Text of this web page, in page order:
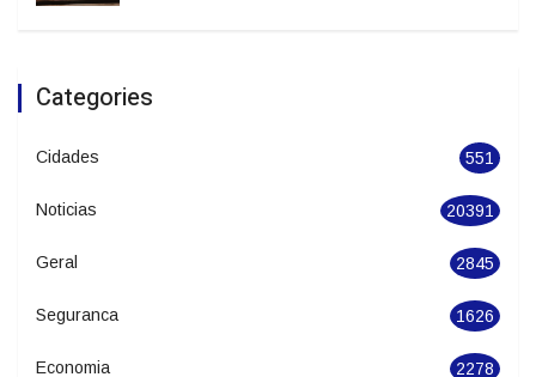
Categories
Cidades 551
Noticias 20391
Geral 2845
Seguranca 1626
Economia 2278